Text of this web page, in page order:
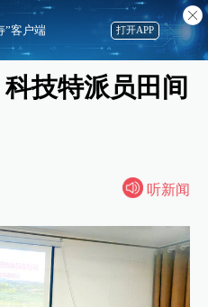
科技特派员田间
听新闻
”客户端 打开APP